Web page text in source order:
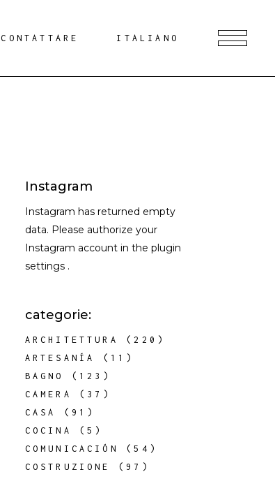
CONTATTARE ITALIANO
Instagram
Instagram has returned empty
data. Please authorize your
Instagram account in the plugin
settings .
categorie:
ARCHITETTURA
(220)
ARTESANÍA
(11)
BAGNO
(123)
CAMERA
(37)
CASA
(91)
COCINA
(5)
COMUNICACIÓN
(54)
COSTRUZIONE
(97)